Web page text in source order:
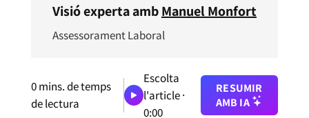
Visió experta ambManuel Monfort
Assessorament Laboral
0mins. de temps
de lectura
Escolta
l'article ·
0:00
RESUMIR
AMB IA